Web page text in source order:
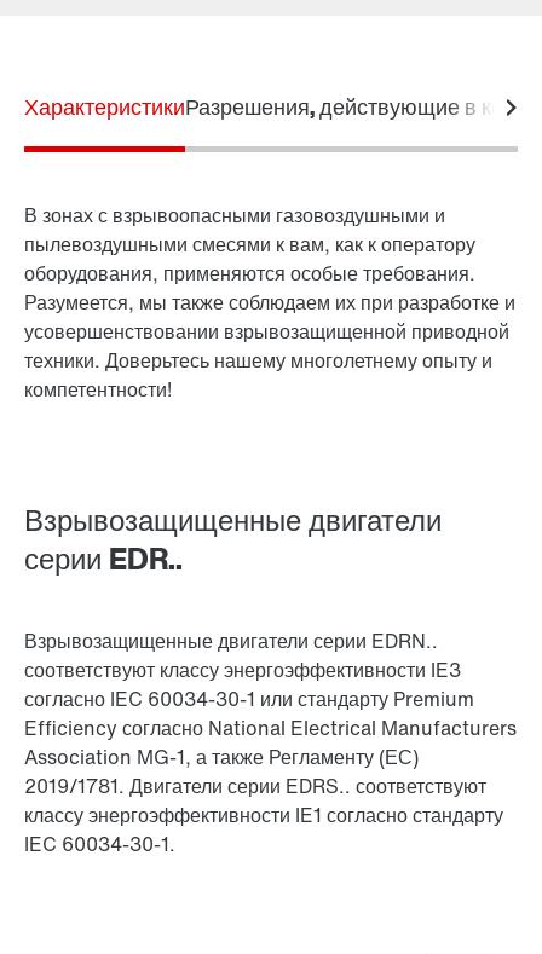
Тормоза и управление тормозом
Защита поверхности и коррозии
датчик
Другие дополнительные функции
Подбор привода
Конфигуратор продукции
Или сначала получите обзор
Online Support
ХарактеристикиРазрешения, действующие в
В зонах с взрывоопасными газовоздушными и
пылевоздушными смесями к вам, как к оператору
оборудования, применяются особые требования.
Разумеется, мы также соблюдаем их при разработке и
усовершенствовании взрывозащищенной приводной
техники. Доверьтесь нашему многолетнему опыту и
компетентности!
Взрывозащищенные двигатели
серии EDR..
Взрывозащищенные двигатели серии EDRN..
соответствуют классу энергоэффективности IE3
согласно IEC 60034-30-1 или стандарту Premium
Efficiency согласно National Electrical Manufacturers
Association MG-1, а также Регламенту (ЕС)
2019/1781. Двигатели серии EDRS.. соответствуют
классу энергоэффективности IE1 согласно стандарту
IEC 60034-30-1.